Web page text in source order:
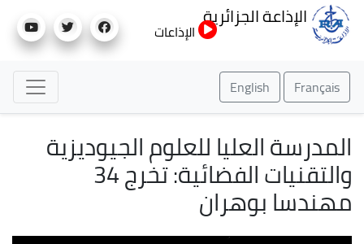
إلى
الإذاعة الجزائرية
الإذاعات
Français
English
المدرسة العليا للعلوم الجيوديزية
والتقنيات الفضائية: تخرج 34
مهندسا بوهران